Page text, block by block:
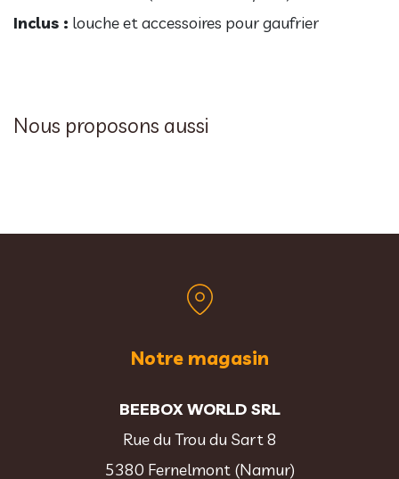
Inclus : louche et accessoires pour gaufrier
Nous proposons aussi
Notre magasin
BEEBOX WORLD SRL
Rue du Trou du Sart 8
5380 Fernelmont (Namur)